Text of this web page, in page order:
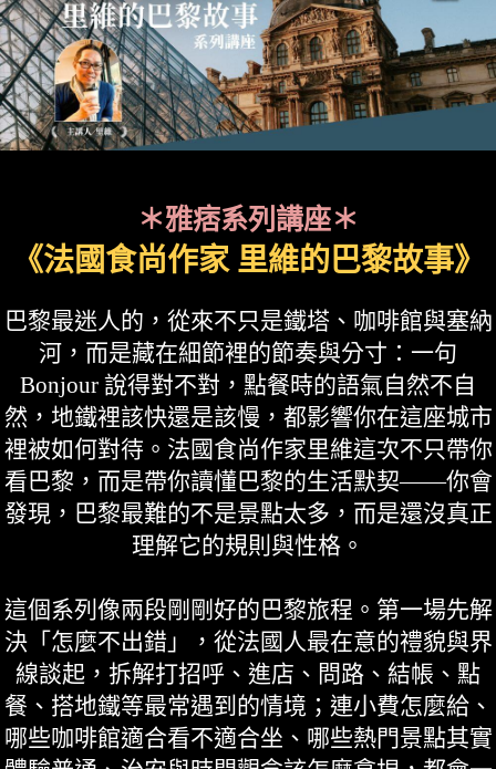
＊雅痞系列講座＊
《法國食尚作家 里維的巴黎故事》
巴黎最迷人的，從來不只是鐵塔、咖啡館與塞納
河，而是藏在細節裡的節奏與分寸：一句
Bonjour 說得對不對，點餐時的語氣自然不自
然，地鐵裡該快還是該慢，都影響你在這座城市
裡被如何對待。法國食尚作家里維這次不只帶你
看巴黎，而是帶你讀懂巴黎的生活默契——你會
發現，巴黎最難的不是景點太多，而是還沒真正
理解它的規則與性格。
這個系列像兩段剛剛好的巴黎旅程。第一場先解
決「怎麼不出錯」，從法國人最在意的禮貌與界
線談起，拆解打招呼、進店、問路、結帳、點
餐、搭地鐵等最常遇到的情境；連小費怎麼給、
哪些咖啡館適合看不適合坐、哪些熱門景點其實